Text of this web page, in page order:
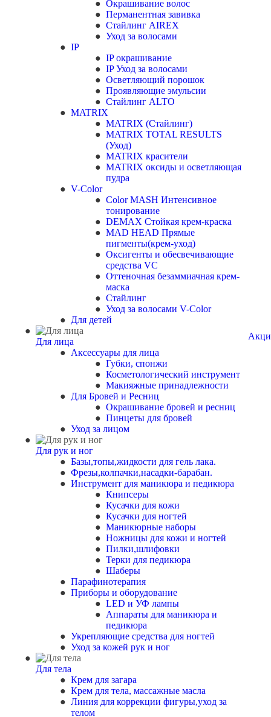
Окрашивание волос
Перманентная завивка
Стайлинг AIREX
Уход за волосами
IP
IP окрашивание
IP Уход за волосами
Осветляющий порошок
Проявляющие эмульсии
Стайлинг ALTO
MATRIX
MATRIX (Стайлинг)
MATRIX TOTAL RESULTS
(Уход)
MATRIX красители
MATRIX оксиды и осветляющая
пудра
V-Color
Color MASH Интенсивное
тонирование
DEMAX Стойкая крем-краска
MAD HEAD Прямые
пигменты(крем-уход)
Оксигенты и обесвечивающие
средства VC
Оттеночная безаммиачная крем-
маска
Стайлинг
Уход за волосами V-Color
Для детей
Для лица
Аксессуары для лица
Губки, спонжи
Косметологический инструмент
Макияжные принадлежности
Для Бровей и Ресниц
Окрашивание бровей и ресниц
Пинцеты для бровей
Уход за лицом
Для рук и ног
Базы,топы,жидкости для гель лака.
Фрезы,колпачки,насадки-барабан.
Инструмент для маникюра и педикюра
Книпсеры
Кусачки для кожи
Кусачки для ногтей
Маникюрные наборы
Ножницы для кожи и ногтей
Пилки,шлифовки
Терки для педикюра
Шаберы
Парафинотерапия
Приборы и оборудование
LED и УФ лампы
Аппараты для маникюра и
педикюра
Укрепляющие средства для ногтей
Уход за кожей рук и ног
Для тела
Крем для загара
Крем для тела, массажные масла
Линия для коррекции фигуры,уход за
телом